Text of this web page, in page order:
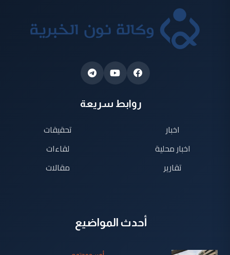
روابط سريعة
اخبار
اخبار محلية
تقارير
تحقيقات
لقاءات
مقالات
أحدث المواضيع